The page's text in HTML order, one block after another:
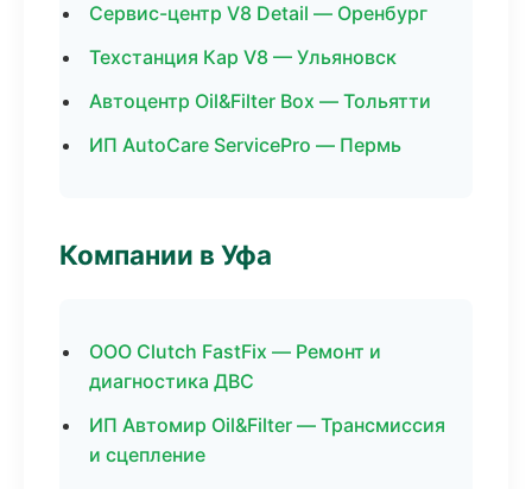
Сервис-центр V8 Detail — Оренбург
Техстанция Кар V8 — Ульяновск
Автоцентр Oil&Filter Box — Тольятти
ИП AutoCare ServicePro — Пермь
Компании в Уфа
ООО Clutch FastFix — Ремонт и
диагностика ДВС
ИП Автомир Oil&Filter — Трансмиссия
и сцепление